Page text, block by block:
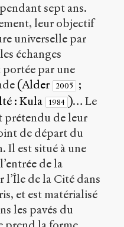
sept ans.
leur objectif
universelle par
échanges
par une
(Alder 2005 ;
: Kula 1984 )… Le
prétendu de leur
de départ du
Il est situé à une
de la
l’Île de la Cité dans
et est matérialisé
les pavés du